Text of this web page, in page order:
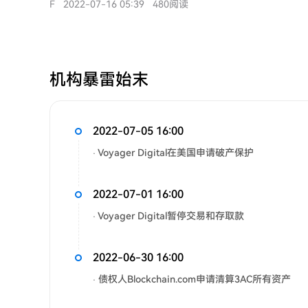
F 2022-07-16 05:39 480阅读
机构暴雷始末
2022-07-05 16:00
· Voyager Digital在美国申请破产保护
2022-07-01 16:00
· Voyager Digital暂停交易和存取款
2022-06-30 16:00
· 债权人Blockchain.com申请清算3AC所有资产